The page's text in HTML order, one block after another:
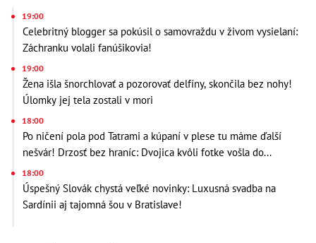
19:00
Celebritný blogger sa pokúsil o samovraždu v živom vysielaní:
Záchranku volali fanúšikovia!
19:00
Žena išla šnorchlovať a pozorovať delfíny, skončila bez nohy!
Úlomky jej tela zostali v mori
18:00
Po ničení pola pod Tatrami a kúpaní v plese tu máme ďalší
nešvár! Drzosť bez hraníc: Dvojica kvôli fotke vošla do...
18:00
Úspešný Slovák chystá veľké novinky: Luxusná svadba na
Sardínii aj tajomná šou v Bratislave!